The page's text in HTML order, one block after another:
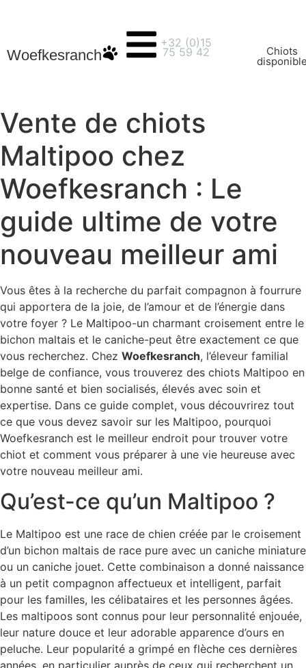
Woefkesranch
+32 (0)15
75 59 42 Chiots
Vente de chiots
Maltipoo chez
Woefkesranch : Le
guide ultime de votre
nouveau meilleur ami
Vous êtes à la recherche du parfait compagnon à fourrure
qui apportera de la joie, de l’amour et de l’énergie dans
votre foyer ? Le Maltipoo-un charmant croisement entre le
bichon maltais et le caniche-peut être exactement ce que
vous recherchez. Chez Woefkesranch, l’éleveur familial
belge de confiance, vous trouverez des chiots Maltipoo en
bonne santé et bien socialisés, élevés avec soin et
expertise. Dans ce guide complet, vous découvrirez tout
ce que vous devez savoir sur les Maltipoo, pourquoi
Woefkesranch est le meilleur endroit pour trouver votre
chiot et comment vous préparer à une vie heureuse avec
votre nouveau meilleur ami.
Qu’est-ce qu’un Maltipoo ?
Le Maltipoo est une race de chien créée par le croisement
d’un bichon maltais de race pure avec un caniche miniature
ou un caniche jouet. Cette combinaison a donné naissance
à un petit compagnon affectueux et intelligent, parfait
pour les familles, les célibataires et les personnes âgées.
Les maltipoos sont connus pour leur personnalité enjouée,
leur nature douce et leur adorable apparence d’ours en
peluche. Leur popularité a grimpé en flèche ces dernières